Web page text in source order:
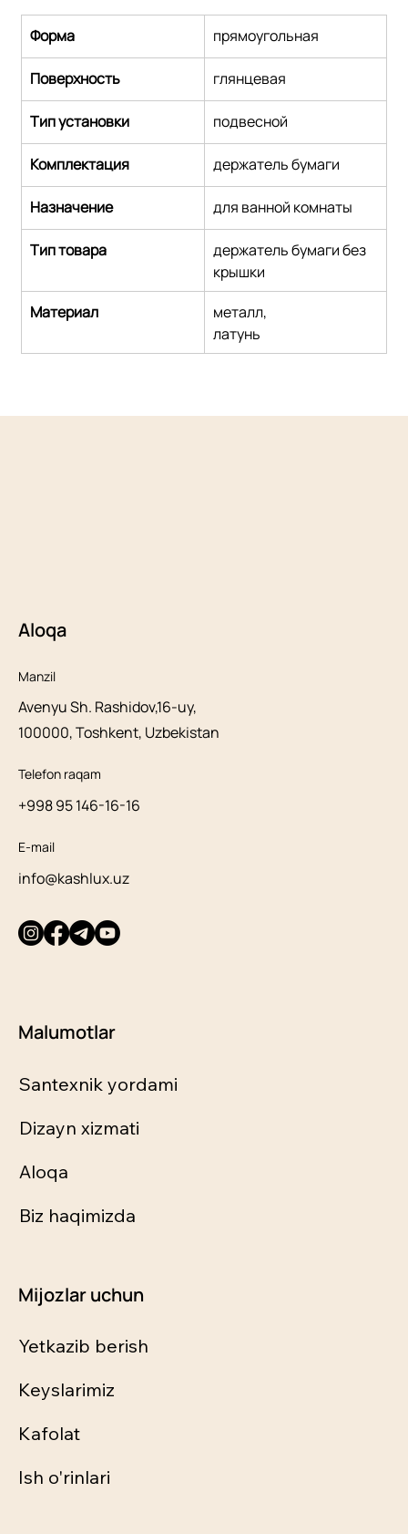
Форма прямоугольная
Поверхность глянцевая
Тип установки подвесной
Комплектация держатель бумаги
Назначение для ванной комнаты
Тип товара
держатель бумаги без
крышки
Материал
металл,
латунь
Aloqa
Manzil
Avenyu Sh. Rashidov,16-uy,
100000, Toshkent, Uzbekistan
Telefon raqam
+998 95 146-16-16
E-mail
info@kashlux.uz
Malumotlar
Santexnik yordami
Dizayn xizmati
Aloqa
Biz haqimizda
Mijozlar uchun
Yetkazib berish
Keyslarimiz
Kafolat
Ish o'rinlari